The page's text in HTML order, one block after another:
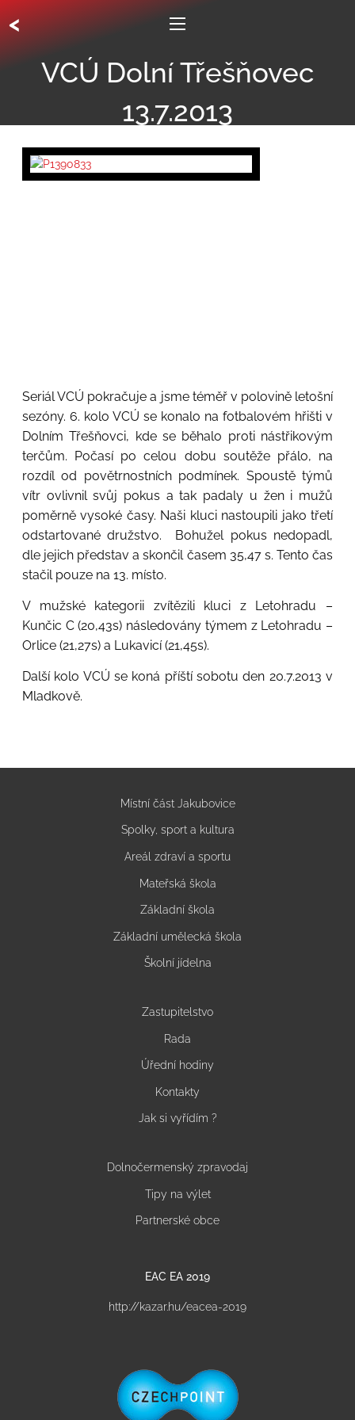
<
VCÚ Dolní Třešňovec
13.7.2013
Seriál VCÚ pokračuje a jsme téměř v polovině letošní
sezóny. 6. kolo VCÚ se konalo na fotbalovém hřišti v
Dolním Třešňovci, kde se běhalo proti nástřikovým
terčům. Počasí po celou dobu soutěže přálo, na
rozdíl od povětrnostních podmínek. Spoustě týmů
vítr ovlivnil svůj pokus a tak padaly u žen i mužů
poměrně vysoké časy. Naši kluci nastoupili jako třetí
odstartované družstvo. Bohužel pokus nedopadl,
dle jejich představ a skončil časem 35,47 s. Tento čas
stačil pouze na 13. místo.
V mužské kategorii zvítězili kluci z Letohradu –
Kunčic C (20,43s) následovány týmem z Letohradu –
Orlice (21,27s) a Lukavicí (21,45s).
Další kolo VCÚ se koná příští sobotu den 20.7.2013 v
Mladkově.
Místní část Jakubovice
Spolky, sport a kultura
Areál zdraví a sportu
Mateřská škola
Základní škola
Základní umělecká škola
Školní jídelna
Zastupitelstvo
Rada
Úřední hodiny
Kontakty
Jak si vyřídím ?
Dolnočermenský zpravodaj
Tipy na výlet
Partnerské obce
EAC EA 2019
http://kazar.hu/eacea-2019